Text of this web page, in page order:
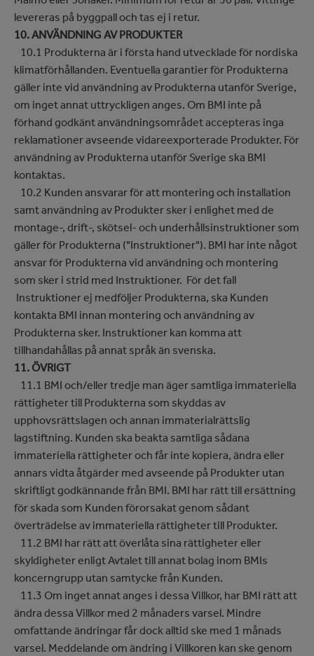
levereras på byggpall och tas ej i retur.
10. ANVÄNDNING AV PRODUKTER
10.1 Produkterna är i första hand utvecklade för nordiska
klimatförhållanden. Eventuella garantier för Produkterna
gäller inte vid användning av Produkterna utanför Sverige,
om inget annat uttryckligen anges. Om BMI inte på
förhand godkänt användningsområdet accepteras inga
reklamationer avseende vidareexporterade Produkter. För
användning av Produkterna utanför Sverige ska BMI
kontaktas.
10.2 Kunden ansvarar för att montering och installation
samt användning av Produkter sker i enlighet med de
montage-, drift-, skötsel- och underhållsinstruktioner som
gäller för Produkterna ("Instruktioner"). BMI har inte något
ansvar för Produkterna vid användning och montering
som sker i strid med Instruktioner. För det fall
Instruktioner ej medföljer Produkterna, ska Kunden
kontakta BMI innan montering och användning av
Produkterna sker. Instruktioner kan komma att
tillhandahållas på annat språk än svenska.
11. ÖVRIGT
11.1 BMI och/eller tredje man äger samtliga immateriella
rättigheter till Produkterna som skyddas av
upphovsrättslagen och annan immaterialrättslig
lagstiftning. Kunden ska beakta samtliga sådana
immateriella rättigheter och får inte kopiera, ändra eller
annars vidta åtgärder med avseende på Produkter utan
skriftligt godkännande från BMI. BMI har rätt till ersättning
för skada som Kunden förorsakat genom sådant
överträdelse av immateriella rättigheter till Produkter.
11.2 BMI har rätt att överlåta sina rättigheter eller
skyldigheter enligt Avtalet till annat bolag inom BMIs
koncerngrupp utan samtycke från Kunden.
11.3 Om inget annat anges i dessa Villkor, har BMI rätt att
ändra dessa Villkor med 2 månaders varsel. Mindre
omfattande ändringar får dock alltid ske med 1 månads
varsel. Meddelande om ändring i Villkoren kan ske genom